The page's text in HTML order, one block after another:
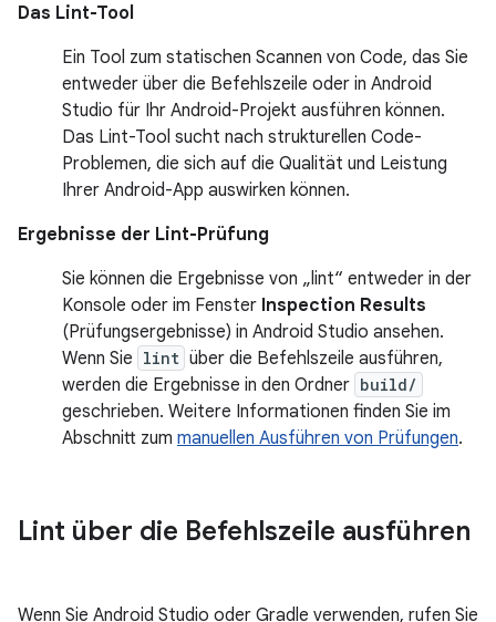
Das Lint-Tool
Ein Tool zum statischen Scannen von Code, das Sie
entweder über die Befehlszeile oder in Android
Studio für Ihr Android-Projekt ausführen können.
Das Lint-Tool sucht nach strukturellen Code-
Problemen, die sich auf die Qualität und Leistung
Ihrer Android-App auswirken können.
Ergebnisse der Lint-Prüfung
Sie können die Ergebnisse von „lint“ entweder in der
Konsole oder im Fenster Inspection Results
(Prüfungsergebnisse) in Android Studio ansehen.
Wenn Sie lint über die Befehlszeile ausführen,
werden die Ergebnisse in den Ordner build/
geschrieben. Weitere Informationen finden Sie im
Abschnitt zum manuellen Ausführen von Prüfungen.
Lint über die Befehlszeile ausführen
Wenn Sie Android Studio oder Gradle verwenden, rufen Sie